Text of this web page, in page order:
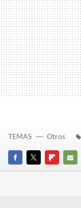
FACEBOOK
TWITTERFLIPBOARD
E-
TEMAS Otros